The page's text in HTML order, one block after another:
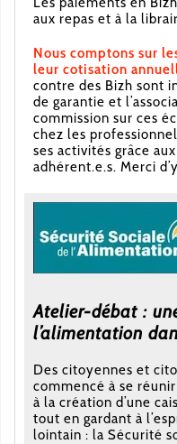
aux repas et à la
Nous comptons sur
leur cotisation
contre des Bizh sont
de garantie et
commission sur ces
chez les
ses activités grâce
adhérent.e.s. Merci
Atelier-débat :
l’alimentation
Des citoyennes et
commencé à se
à la création d’une
tout en gardant à
lointain : la Sécurité